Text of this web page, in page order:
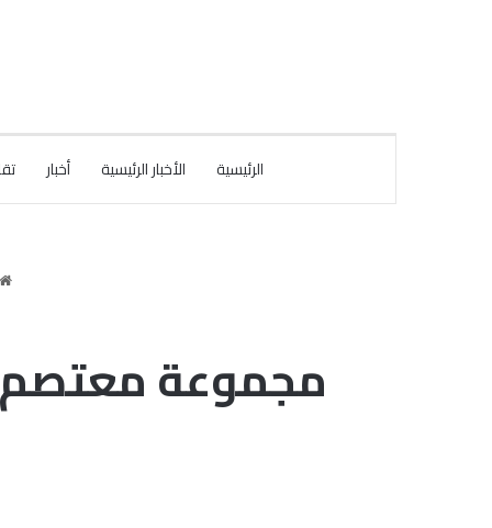
الرئيسية الأخبار الرئيسية أخبار
مجموعة معتصم